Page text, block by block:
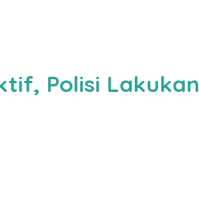
Polisi Lakukan